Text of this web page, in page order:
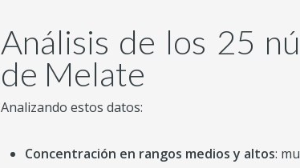
Análisis de los 25
de Melate
Analizando estos datos:
Concentración en rangos medios y altos: